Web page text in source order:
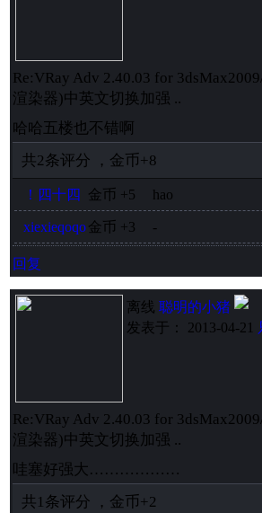
Re:VRay Adv 2.40.03 for
渲染器)中英文切换加强 ..
哈哈五楼也不错啊
共2条评分 ， 金币+8
！四十四 金币 +5 hao
xiexieqoqo金币 +3 -
回复
离线 聪明的小猪
发表于： 2013-04-21
Re:VRay Adv 2.40.03 for
渲染器)中英文切换加强 ..
哇塞好强大………………
共1条评分 ， 金币+2